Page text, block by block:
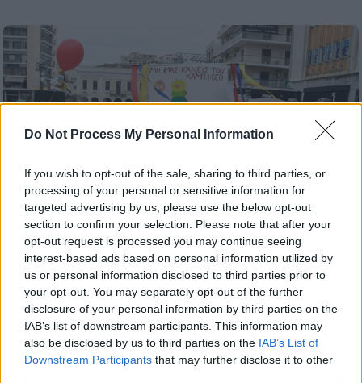
Do Not Process My Personal Information
If you wish to opt-out of the sale, sharing to third parties, or
processing of your personal or sensitive information for
targeted advertising by us, please use the below opt-out
section to confirm your selection. Please note that after your
opt-out request is processed you may continue seeing
interest-based ads based on personal information utilized by
us or personal information disclosed to third parties prior to
your opt-out. You may separately opt-out of the further
disclosure of your personal information by third parties on the
IAB’s list of downstream participants. This information may
also be disclosed by us to third parties on the IAB’s List of
Downstream Participants that may further disclose it to other
Ελλάδα|02.03.2025 11:15
Πατρινό Καρναβάλι 2025: Κορυφώνονται
σήμερα οι εκδηλώσεις με τη μεγάλη
παρέλαση - 55.000 καρναβαλιστές στους
δρόμους